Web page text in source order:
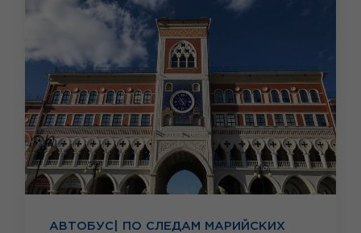
АВТОБУС| ПО СЛЕДАМ МАРИЙСКИХ